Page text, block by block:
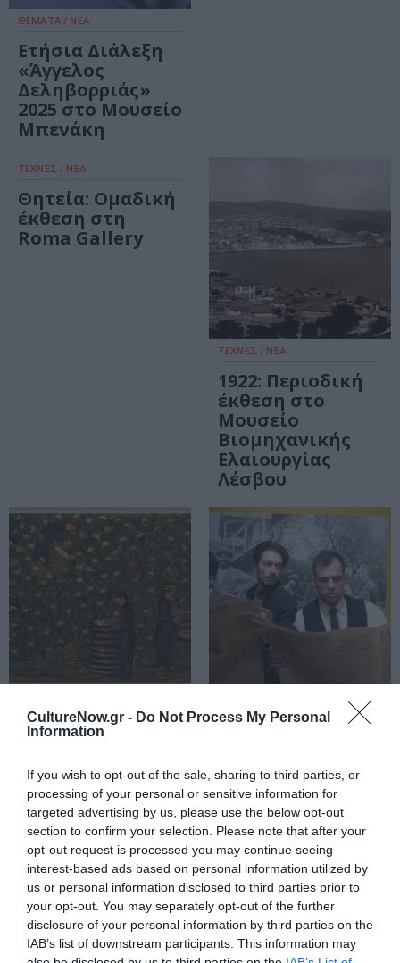
CultureNow.gr - Do Not Process My Personal
Information
If you wish to opt-out of the sale, sharing to third parties, or
processing of your personal or sensitive information for
targeted advertising by us, please use the below opt-out
section to confirm your selection. Please note that after your
opt-out request is processed you may continue seeing
interest-based ads based on personal information utilized by
us or personal information disclosed to third parties prior to
your opt-out. You may separately opt-out of the further
disclosure of your personal information by third parties on the
IAB’s list of downstream participants. This information may
ΘΕΜΑΤΑ / ΝΕΑ
Ετήσια Διάλεξη
«Άγγελος
Δεληβορριάς»
2025 στο Μουσείο
Μπενάκη
ΤΕΧΝΕΣ / ΝΕΑ
Θητεία: Ομαδική
έκθεση στη
Roma Gallery
ΤΕΧΝΕΣ / ΝΕΑ
1922: Περιοδική
έκθεση στο
Μουσείο
Βιομηχανικής
Ελαιουργίας
Λέσβου
«Αμμόχωστος –
Διαδρομές Επί
Σκοπού»: Έκθεση
ζωγραφικής με
ιδιαίτερη
ιστορική αξία
στην Δημοτική
Πινακοθήκη
Πειραιά
«Στρατής Δούκας
Παπαλουκάς –
Φώτης
Κόντογλου:
Ξεριζωμοί από
μέσα…»: Μια
περιπατητική
παράσταση στο
Τελλόγλειο